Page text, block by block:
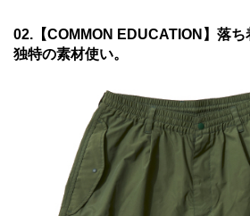
02.【COMMON EDUCATION】落
独特の素材使い。